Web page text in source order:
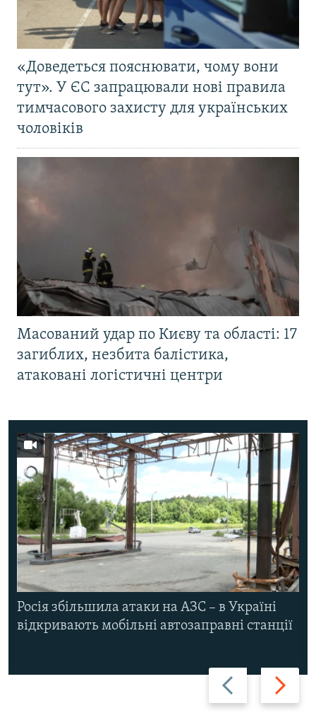
«Доведеться пояснювати, чому вони
тут». У ЄС запрацювали нові правила
тимчасового захисту для українських
чоловіків
Масований удар по Києву та області: 17
загиблих, незбита балістика,
атаковані логістичні центри
Назад Вперед
Росія збільшила атаки на АЗС – в Україні
відкривають мобільні автозаправні станції